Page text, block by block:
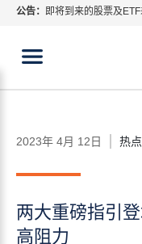
公告： 即将到来的股票及
当前位置:
蓄势待发挑战前高阻力
2023年 4月 12日 热
两大重磅指引
高阻力